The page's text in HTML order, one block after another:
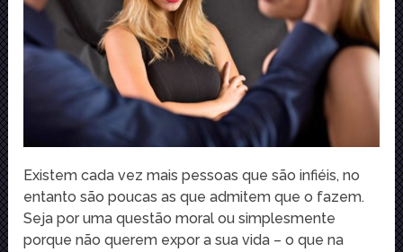
Existem cada vez mais pessoas que são infiéis, no
entanto são poucas as que admitem que o fazem.
Seja por uma questão moral ou simplesmente
porque não querem expor a sua vida – o que na